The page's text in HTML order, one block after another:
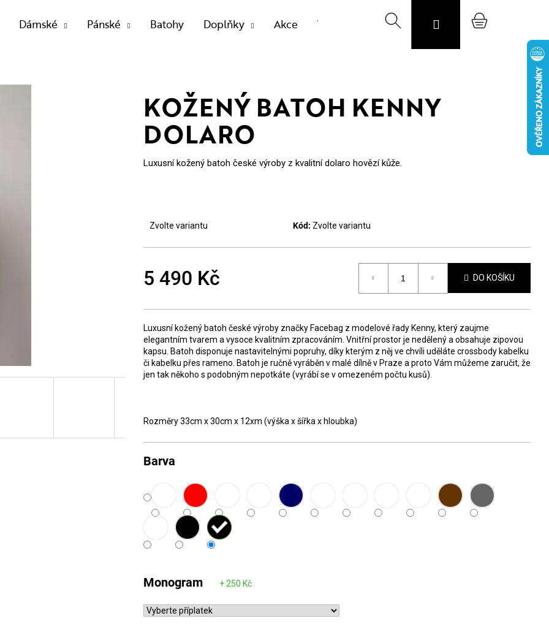
Dámské Pánské Batohy Doplňky Akce Výprodej vzorků Svojost O nás
HledatPřihlášeníNákupní
KOŽENÝ BATOH KENNY
DOLARO
Luxusní kožený batoh české výroby z kvalitní dolaro hovězí kůže.
Barva
Monogram
Zvolte variantu Kód: Zvolte variantu
5 490 Kč DO KOŠÍKU
Luxusní kožený batoh české výroby značky Facebag z modelové řady Kenny, který zaujme
elegantním tvarem a vysoce kvalitním zpracováním. Vnitřní prostor je nedělený a obsahuje zipovou
kapsu. Batoh disponuje nastavitelnými popruhy, díky kterým z něj ve chvíli uděláte crossbody kabelku
či kabelku přes rameno. Batoh je ručně vyráběn v malé dílně v Praze a proto Vám můžeme zaručit, že
jen tak někoho s podobným nepotkáte (vyrábí se v omezeném počtu kusů).
Rozměry 33cm x 30cm x 12xm (výška x šířka x hloubka)
NAJÍT?